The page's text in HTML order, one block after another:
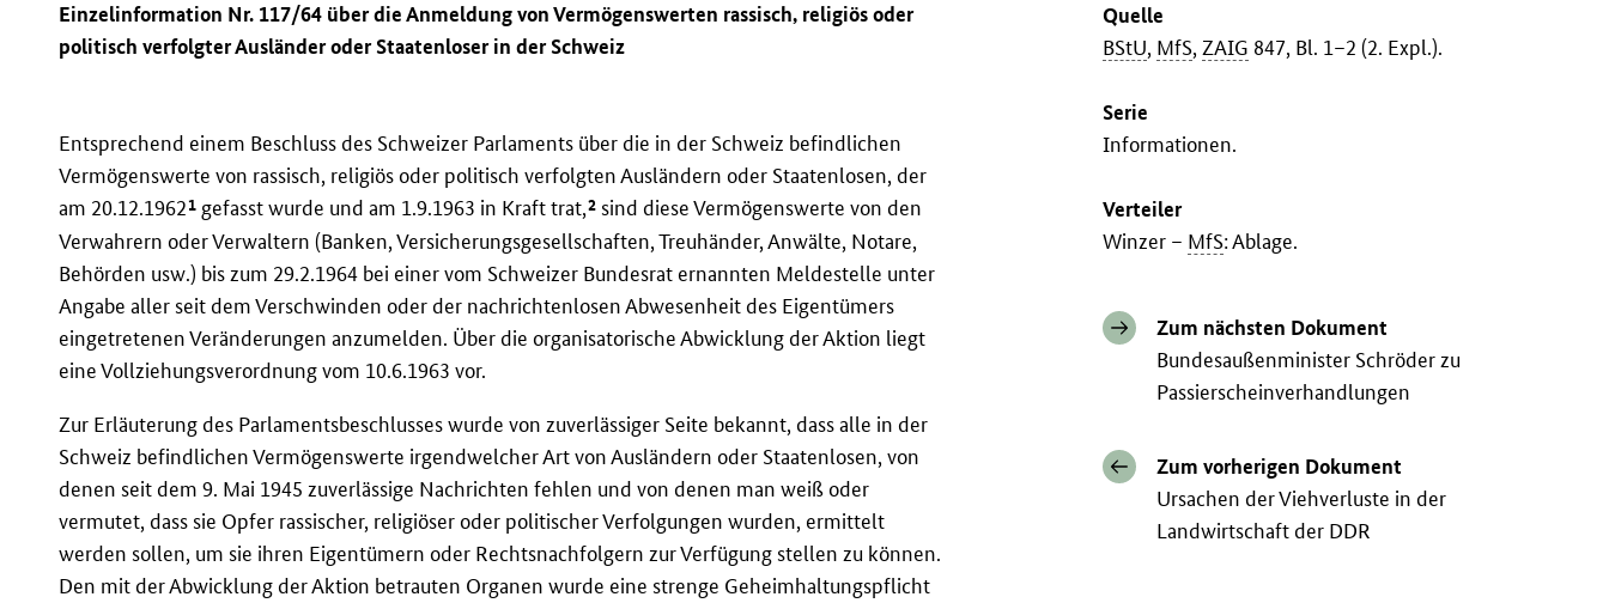
Quelle
BStU, MfS,ZAIG 847, Bl. 1–2 (2. Expl.).
Serie
Informationen.
Verteiler
Winzer – MfS: Ablage.
Zum nächsten Dokument
Bundesaußenminister Schröder zu
Passierscheinverhandlungen
Zum vorherigen Dokument
Ursachen der Viehverluste in der
Landwirtschaft der DDR
Einzelinformation Nr. 117/64 über die Anmeldung von Vermögenswerten rassisch, religiös oder
politisch verfolgter Ausländer oder Staatenloser in der Schweiz
Entsprechend einem Beschluss des Schweizer Parlaments über die in der Schweiz befindlichen
Vermögenswerte von rassisch, religiös oder politisch verfolgten Ausländern oder Staatenlosen, der
am 20.12.19621 gefasst wurde und am 1.9.1963 in Kraft trat,2 sind diese Vermögenswerte von den
Verwahrern oder Verwaltern (Banken, Versicherungsgesellschaften, Treuhänder, Anwälte, Notare,
Behörden usw.) bis zum 29.2.1964 bei einer vom Schweizer Bundesrat ernannten Meldestelle unter
Angabe aller seit dem Verschwinden oder der nachrichtenlosen Abwesenheit des Eigentümers
eingetretenen Veränderungen anzumelden. Über die organisatorische Abwicklung der Aktion liegt
eine Vollziehungsverordnung vom 10.6.1963 vor.
Zur Erläuterung des Parlamentsbeschlusses wurde von zuverlässiger Seite bekannt, dass alle in der
Schweiz befindlichen Vermögenswerte irgendwelcher Art von Ausländern oder Staatenlosen, von
denen seit dem 9. Mai 1945 zuverlässige Nachrichten fehlen und von denen man weiß oder
vermutet, dass sie Opfer rassischer, religiöser oder politischer Verfolgungen wurden, ermittelt
werden sollen, um sie ihren Eigentümern oder Rechtsnachfolgern zur Verfügung stellen zu können.
Den mit der Abwicklung der Aktion betrauten Organen wurde eine strenge Geheimhaltungspflicht